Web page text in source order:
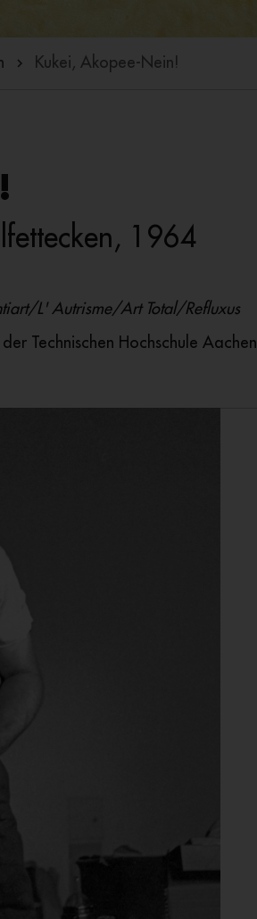
Kukei, Akopee-Nein!
1964
L' Autrisme/Art Total/Refluxus
Technischen Hochschule Aachen